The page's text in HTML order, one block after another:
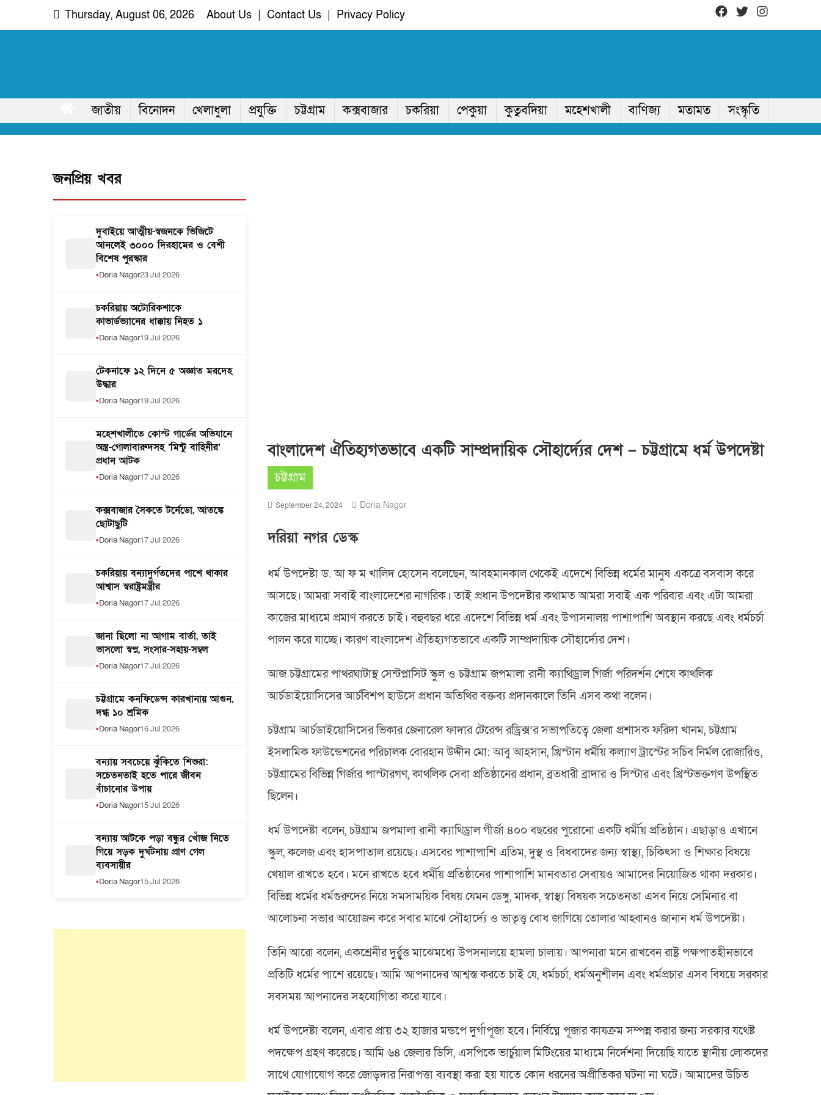
Thursday, August 06, 2026 About Us Contact Us Privacy Policy
দরিয়া নগর
অদৃশ্য খবরের আপোষহীন সত্য
জাতীয়
বিনোদন খেলাধুলা প্রযুক্তি চট্টগ্রাম কক্সবাজার চকরিয়া পেকুয়া কুতুবদিয়া মহেশখালী বাণিজ্য মতামত সংস্কৃতি
বাংলাদেশ ঐতিহ্যগতভাবে একটি সাম্প্রদায়িক সৌহার্দ্যের দেশ – চট্টগ্রামে ধর্ম উপদেষ্টা
চট্টগ্রাম
September 24, 2024 Doria Nagor
দরিয়া নগর ডেস্ক
ধর্ম উপদেষ্টা ড. আ ফ ম খালিদ হোসেন বলেছেন, আবহমানকাল থেকেই এদেশে বিভিন্ন ধর্মের মানুষ একত্রে বসবাস করে
আসছে। আমরা সবাই বাংলাদেশের নাগরিক। তাই প্রধান উপদেষ্টার কথামত আমরা সবাই এক পরিবার এবং এটা আমরা
কাজের মাধ্যমে প্রমাণ করতে চাই। বহুবছর ধরে এদেশে বিভিন্ন ধর্ম এবং উপাসনালয় পাশাপাশি অবস্থান করছে এবং ধর্মচর্চা
পালন করে যাচ্ছে। কারণ বাংলাদেশ ঐতিহ্যগতভাবে একটি সাম্প্রদায়িক সৌহার্দ্যের দেশ।
আজ চট্টগ্রামের পাথরঘাটাস্থ সেন্টপ্লাসিট স্কুল ও চট্টগ্রাম জপমালা রানী ক্যাথিড্রাল গির্জা পরিদর্শন শেষে কাথলিক
আর্চডাইয়োসিসের আর্চবিশপ হাউসে প্রধান অতিথির বক্তব্য প্রদানকালে তিনি এসব কথা বলেন।
চট্টগ্রাম আর্চডাইয়োসিসের ভিকার জেনারেল ফাদার টেরেন্স রড্রিক্স’র সভাপতিত্বে জেলা প্রশাসক ফরিদা খানম, চট্টগ্রাম
ইসলামিক ফাউন্ডেশনের পরিচালক বোরহান উদ্দীন মো: আবু আহসান, খ্রিস্টান ধর্মীয় কল্যাণ ট্রাস্টের সচিব নির্মল রোজারিও,
চট্টগ্রামের বিভিন্ন গির্জার পাস্টারগণ, কাথলিক সেবা প্রতিষ্ঠানের প্রধান, ব্রতধারী ব্রাদার ও সিস্টার এবং খ্রিস্টভক্তগণ উপস্থিত
ছিলেন।
ধর্ম উপদেষ্টা বলেন, চট্টগ্রাম জপমালা রানী ক্যাথিড্রাল গীর্জা ৪০০ বছরের পুরোনো একটি ধর্মীয় প্রতিষ্ঠান। এছাড়াও এখানে
স্কুল, কলেজ এবং হাসপাতাল রয়েছে। এসবের পাশাপাশি এতিম, দুস্থ ও বিধবাদের জন্য স্বাস্থ্য, চিকিৎসা ও শিক্ষার বিষয়ে
খেয়াল রাখতে হবে। মনে রাখতে হবে ধর্মীয় প্রতিষ্ঠানের পাশাপাশি মানবতার সেবায়ও আমাদের নিয়োজিত থাকা দরকার।
বিভিন্ন ধর্মের ধর্মগুরুদের নিয়ে সমসাময়িক বিষয় যেমন ডেঙ্গু, মাদক, স্বাস্থ্য বিষয়ক সচেতনতা এসব নিয়ে সেমিনার বা
আলোচনা সভার আয়োজন করে সবার মাঝে সৌহার্দ্যে ও ভাতৃত্ত্ব বোধ জাগিয়ে তোলার আহ্বানও জানান ধর্ম উপদেষ্টা।
তিনি আরো বলেন, একশ্রেনীর দুর্র্বূত্ত মাঝেমধ্যে উপসনালয়ে হামলা চালায়। আপনারা মনে রাখবেন রাষ্ট্র পক্ষপাতহীনভাবে
প্রতিটি ধর্মের পাশে রয়েছে। আমি আপনাদের আশ্বস্ত করতে চাই যে, ধর্মচর্চা, ধর্মঅনুশীলন এবং ধর্মপ্রচার এসব বিষয়ে সরকার
সবসময় আপনাদের সহযোগিতা করে যাবে।
ধর্ম উপদেষ্টা বলেন, এবার প্রায় ৩২ হাজার মন্ডপে দুর্গাপূজা হবে। নির্বিঘ্নে পূজার কাযক্রম সম্পন্ন করার জন্য সরকার যথেষ্ট
পদক্ষেপ গ্রহণ করেছে। আমি ৬৪ জেলার ডিসি, এসপিকে ভার্চুয়াল মিটিংয়ের মাধ্যমে নির্দেশনা দিয়েছি যাতে স্থানীয় লোকদের
সাথে যোগাযোগ করে জোড়দার নিরাপত্তা ব্যবস্থা করা হয় যাতে কোন ধরনের অপ্রীতিকর ঘটনা না ঘটে। আমাদের উচিত
জনপ্রিয় খবর
দুবাইয়ে আত্মীয়-স্বজনকে ভিজিটে
আনলেই ৩০০০ দিরহামের ও বেশী
বিশেষ পুরস্কার
Doria Nagor23 Jul 2026
চকরিয়ায় অটোরিকশাকে
কাভার্ডভ্যানের ধাক্কায় নিহত ১
Doria Nagor19 Jul 2026
টেকনাফে ১২ দিনে ৫ অজ্ঞাত মরদেহ
উদ্ধার
Doria Nagor19 Jul 2026
মহেশখালীতে কোস্ট গার্ডের অভিযানে
অস্ত্র-গোলাবারুদসহ ‘মিন্টু বাহিনীর’
প্রধান আটক
Doria Nagor17 Jul 2026
কক্সবাজার সৈকতে টর্নেডো, আতঙ্কে
ছোটাছুটি
Doria Nagor17 Jul 2026
চকরিয়ায় বন্যাদুর্গতদের পাশে থাকার
আশ্বাস স্বরাষ্ট্রমন্ত্রীর
Doria Nagor17 Jul 2026
জানা ছিলো না আগাম বার্তা, তাই
ভাসলো স্বপ্ন, সংসার-সহায়-সম্বল
Doria Nagor17 Jul 2026
চট্টগ্রামে কনফিডেন্স কারখানায় আগুন,
দগ্ধ ১০ শ্রমিক
Doria Nagor16 Jul 2026
বন্যায় সবচেয়ে ঝুঁকিতে শিশুরা:
সচেতনতাই হতে পারে জীবন
বাঁচানোর উপায়
Doria Nagor15 Jul 2026
বন্যায় আটকে পড়া বন্ধুর খোঁজ নিতে
গিয়ে সড়ক দুর্ঘটনায় প্রাণ গেল
ব্যবসায়ীর
Doria Nagor15 Jul 2026